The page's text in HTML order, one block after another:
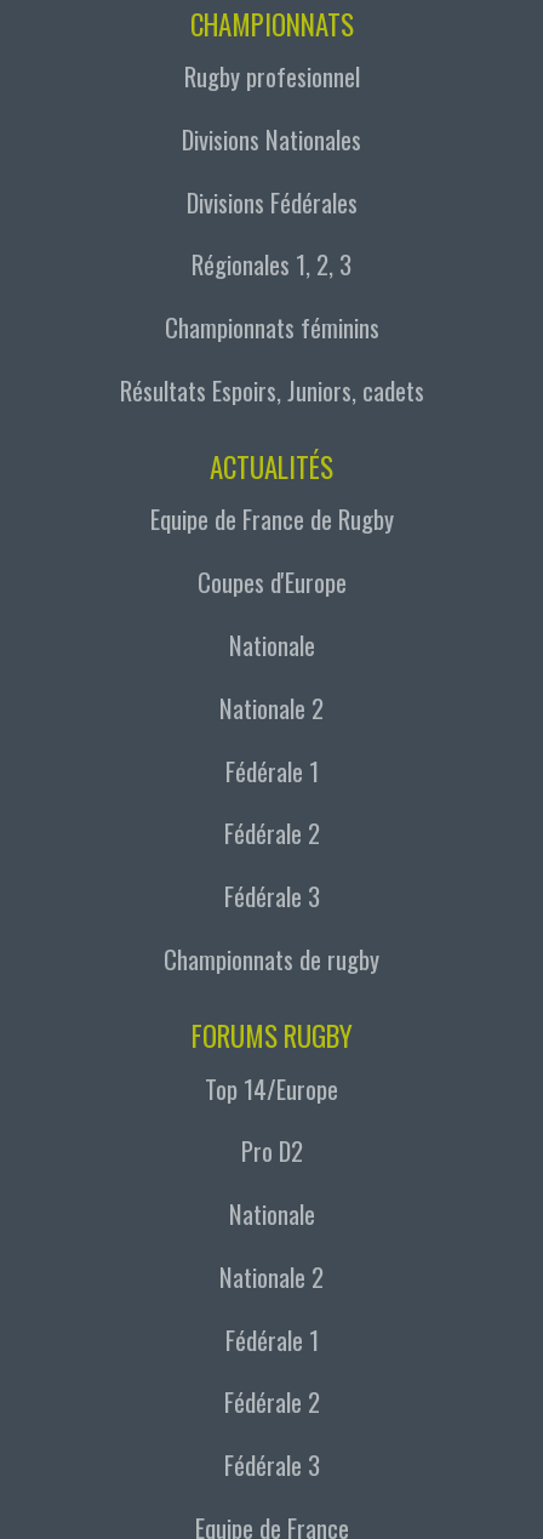
CHAMPIONNATS
Rugby profesionnel
Divisions Nationales
Divisions Fédérales
Régionales 1, 2, 3
Championnats féminins
Résultats Espoirs, Juniors, cadets
ACTUALITÉS
Equipe de France de Rugby
Coupes d'Europe
Nationale
Nationale 2
Fédérale 1
Fédérale 2
Fédérale 3
Championnats de rugby
FORUMS RUGBY
Top 14/Europe
Pro D2
Nationale
Nationale 2
Fédérale 1
Fédérale 2
Fédérale 3
Equipe de France